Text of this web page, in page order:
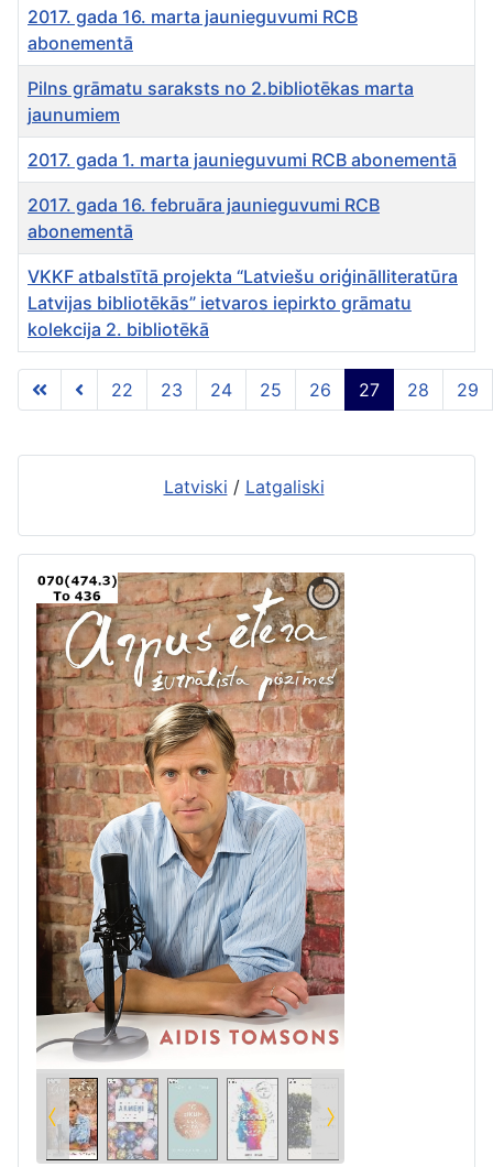
Rakstu tabula
2017. gada 16. marta jaunieguvumi RCB
abonementā
Pilns grāmatu saraksts no 2.bibliotēkas marta
jaunumiem
2017. gada 1. marta jaunieguvumi RCB abonementā
2017. gada 16. februāra jaunieguvumi RCB
abonementā
VKKF atbalstītā projekta “Latviešu oriģinālliteratūra
Latvijas bibliotēkās” ietvaros iepirkto grāmatu
kolekcija 2. bibliotēkā
27 lapa no 46
22 23 24 25 26 27 28 29
Latviski / Latgaliski